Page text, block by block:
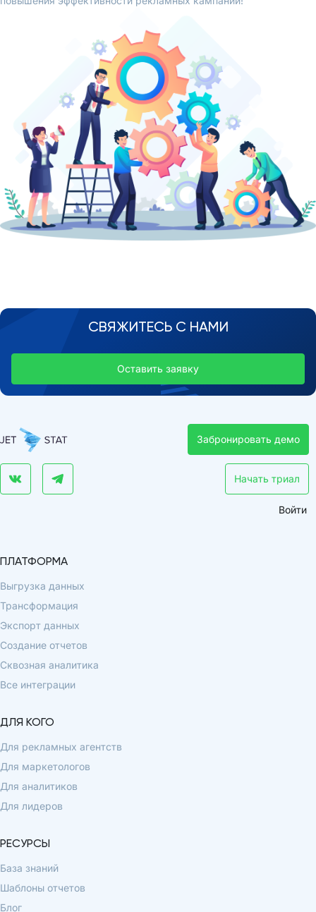
СВЯЖИТЕСЬ С НАМИ
Оставить заявку
Забронировать демо
Начать триал
Войти
ПЛАТФОРМА
Выгрузка данных
Трансформация
Экспорт данных
Создание отчетов
Сквозная аналитика
Все интеграции
ДЛЯ КОГО
Для рекламных агентств
Для маркетологов
Для аналитиков
Для лидеров
РЕСУРСЫ
База знаний
Шаблоны отчетов
Блог